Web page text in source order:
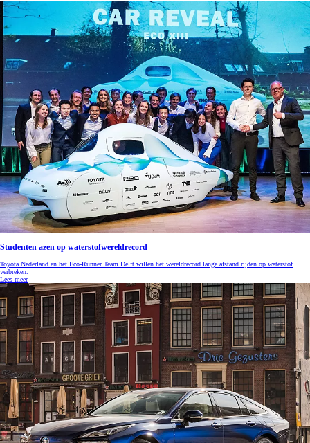
Studenten azen op waterstofwereldrecord
Toyota Nederland en het Eco-Runner Team Delft willen het wereldrecord lange afstand rijden op waterstof
verbreken.
Lees meer